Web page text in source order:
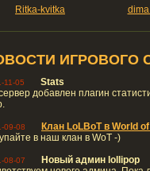
Ritka-kvitka
ИГРОВОГО
11-05
Stats
добавлен плагин
09-08
Клан LoLBoT в World
в наш клан в WoT -)
08-07
Новый админ lollipop